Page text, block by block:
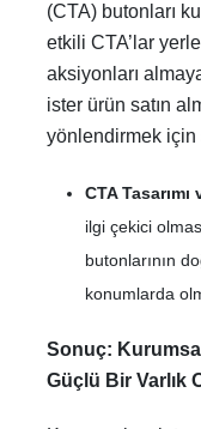
(CTA) butonları
etkili CTA’lar
aksiyonları
ister ürün satın
yönlendirmek için
CTA Tasarımı
ilgi çekici
butonlarının
konumlarda
Sonuç: Kurumsal
Güçlü Bir Varlık